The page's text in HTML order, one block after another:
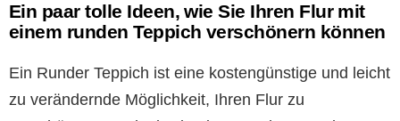
Ein paar tolle Ideen, wie Sie Ihren Flur mit
einem runden Teppich verschönern können
Ein Runder Teppich ist eine kostengünstige und leicht
zu verändernde Möglichkeit, Ihren Flur zu